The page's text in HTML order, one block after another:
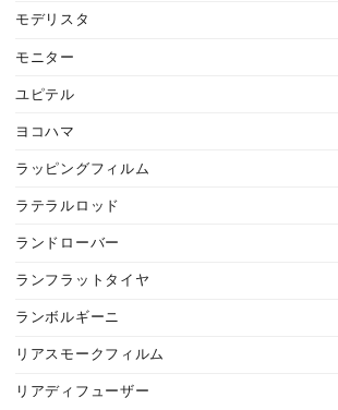
モデリスタ
モニター
ユピテル
ヨコハマ
ラッピングフィルム
ラテラルロッド
ランドローバー
ランフラットタイヤ
ランボルギーニ
リアスモークフィルム
リアディフューザー